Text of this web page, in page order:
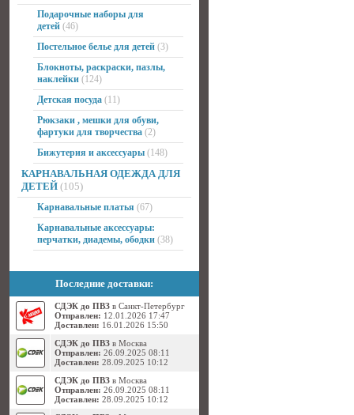
Подарочные наборы для
детей (46)
Постельное белье для детей (3)
Блокноты, раскраски, пазлы,
наклейки (124)
Детская посуда (11)
Рюкзаки , мешки для обуви,
фартуки для творчества (2)
Бижутерия и аксессуары (148)
КАРНАВАЛЬНАЯ ОДЕЖДА ДЛЯ
ДЕТЕЙ (105)
Карнавальные платья (67)
Карнавальные аксессуары:
перчатки, диадемы, ободки (38)
Последние доставки:
СДЭК до ПВЗ в Санкт-Петербург
Отправлен: 12.01.2026 17:47
Доставлен: 16.01.2026 15:50
СДЭК до ПВЗ в Москва
Отправлен: 26.09.2025 08:11
Доставлен: 28.09.2025 10:12
СДЭК до ПВЗ в Москва
Отправлен: 26.09.2025 08:11
Доставлен: 28.09.2025 10:12